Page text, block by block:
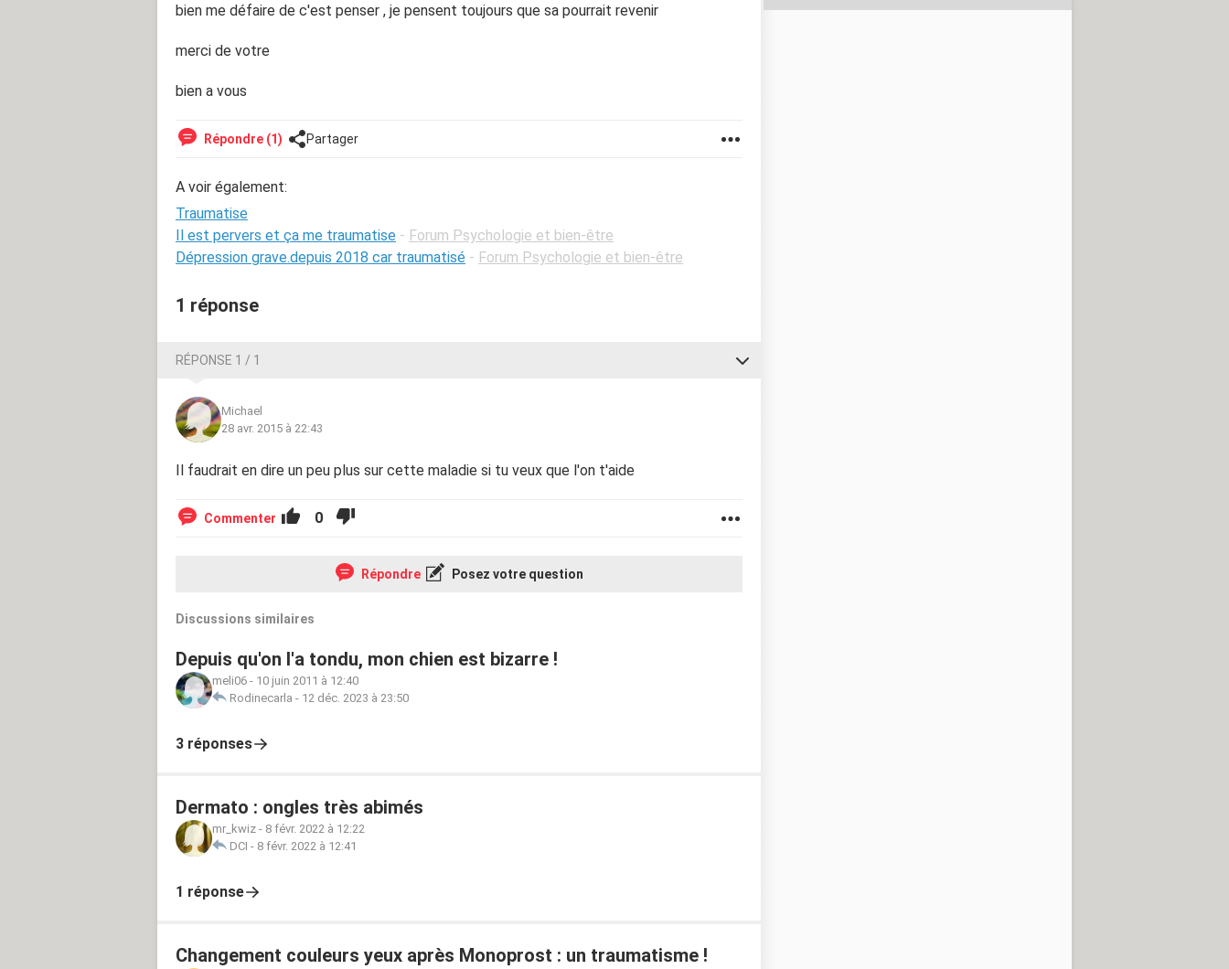
bien me défaire de c'est penser , je pensent toujours que sa pourrait revenir
merci de votre
bien a vous
Répondre (1) Partager
A voir également:
Traumatise
Il est pervers et ça me traumatise - Forum Psychologie et bien-être
Dépression grave.depuis 2018 car traumatisé - Forum Psychologie et bien-être
1 réponse
RÉPONSE 1 / 1
Michael
28 avr. 2015 à 22:43
Il faudrait en dire un peu plus sur cette maladie si tu veux que l'on t'aide
Commenter 0
Répondre Posez votre question
Discussions similaires
Depuis qu'on l'a tondu, mon chien est bizarre !
meli06 - 10 juin 2011 à 12:40
Rodinecarla - 12 déc. 2023 à 23:50
3 réponses
Dermato : ongles très abimés
mr_kwiz - 8 févr. 2022 à 12:22
DCI - 8 févr. 2022 à 12:41
1 réponse
Changement couleurs yeux après Monoprost : un traumatisme !